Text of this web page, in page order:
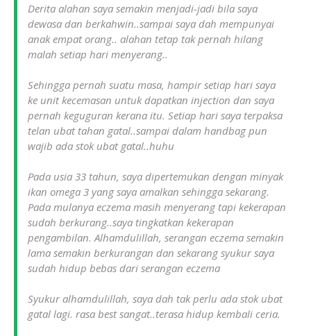
Derita alahan saya semakin menjadi-jadi bila saya
dewasa dan berkahwin..sampai saya dah mempunyai
anak empat orang.. alahan tetap tak pernah hilang
malah setiap hari menyerang..
Sehingga pernah suatu masa, hampir setiap hari saya
ke unit kecemasan untuk dapatkan injection dan saya
pernah keguguran kerana itu. Setiap hari saya terpaksa
telan ubat tahan gatal..sampai dalam handbag pun
wajib ada stok ubat gatal..huhu
Pada usia 33 tahun, saya dipertemukan dengan minyak
ikan omega 3 yang saya amalkan sehingga sekarang.
Pada mulanya eczema masih menyerang tapi kekerapan
sudah berkurang..saya tingkatkan kekerapan
pengambilan. Alhamdulillah, serangan eczema semakin
lama semakin berkurangan dan sekarang syukur saya
sudah hidup bebas dari serangan eczema
Syukur alhamdulillah, saya dah tak perlu ada stok ubat
gatal lagi. rasa best sangat..terasa hidup kembali ceria.